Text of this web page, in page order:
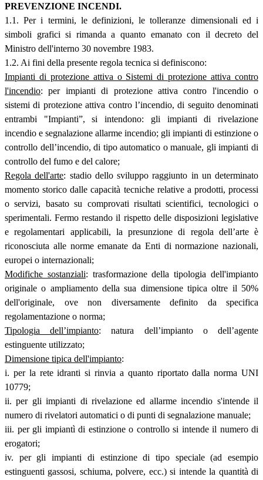
PREVENZIONE INCENDI.
1.1. Per i termini, le definizioni, le tolleranze dimensionali ed i
simboli grafici si rimanda a quanto emanato con il decreto del
Ministro dell'interno 30 novembre 1983.
1.2. Ai fini della presente regola tecnica si definiscono:
Impianti di protezione attiva o Sistemi di protezione attiva contro
l'incendio: per impianti di protezione attiva contro l'incendio o
sistemi di protezione attiva contro l’incendio, di seguito denominati
entrambi "Impianti”, si intendono: gli impianti di rivelazione
incendio e segnalazione allarme incendio; gli impianti di estinzione o
controllo dell’incendio, di tipo automatico o manuale, gli impianti di
controllo del fumo e del calore;
Regola dell'arte: stadio dello sviluppo raggiunto in un determinato
momento storico dalle capacità tecniche relative a prodotti, processi
o servizi, basato su comprovati risultati scientifici, tecnologici o
sperimentali. Fermo restando il rispetto delle disposizioni legislative
e regolamentari applicabili, la presunzione di regola dell’arte è
riconosciuta alle norme emanate da Enti di normazione nazionali,
europei o internazionali;
Modifiche sostanziali: trasformazione della tipologia dell'impianto
originale o ampliamento della sua dimensione tipica oltre il 50%
dell'originale, ove non diversamente definito da specifica
regolamentazione o norma;
Tipologia dell’impianto: natura dell’impianto o dell’agente
estinguente utilizzato;
Dimensione tipica dell'impianto:
i. per la rete idranti si rinvia a quanto riportato dalla norma UNI
10779;
ii. per gli impianti di rivelazione ed allarme incendio s'intende il
numero di rivelatori automatici o di punti di segnalazione manuale;
iii. per gli impiantì di estinzione o controllo si intende il numero di
erogatori;
iv. per gli impianti di estinzione di tipo speciale (ad esempio
estinguenti gassosi, schiuma, polvere, ecc.) si intende la quantità di